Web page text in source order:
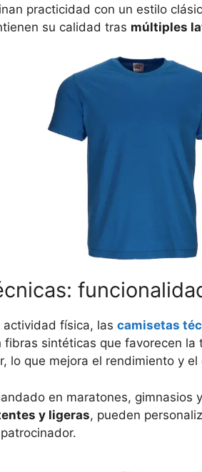
practicidad con un estilo
su calidad tras múltiples
física, las camisetas
fibras sintéticas que favorecen la
lo que mejora el rendimiento y
en maratones, gimnasios
y ligeras, pueden